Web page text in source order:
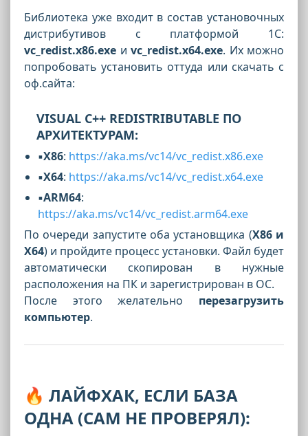
Библиотека уже входит в состав установочных
дистрибутивов с платформой 1С:
vc_redist.x86.exe и vc_redist.x64.exe. Их можно
попробовать установить оттуда или скачать с
оф.сайта:
VISUAL C++ REDISTRIBUTABLE ПО
АРХИТЕКТУРАМ:
▪️Х86: https://aka.ms/vc14/vc_redist.x86.exe
▪️X64: https://aka.ms/vc14/vc_redist.x64.exe
▪️ARM64:
https://aka.ms/vc14/vc_redist.arm64.exe
По очереди запустите оба установщика (Х86 и
X64) и пройдите процесс установки. Файл будет
автоматически скопирован в нужные
расположения на ПК и зарегистрирован в ОС.
После этого желательно перезагрузить
компьютер.
🔥 ЛАЙФХАК, ЕСЛИ БАЗА
ОДНА (САМ НЕ ПРОВЕРЯЛ):